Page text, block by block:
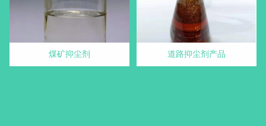
煤矿抑尘剂 道路抑尘剂产品